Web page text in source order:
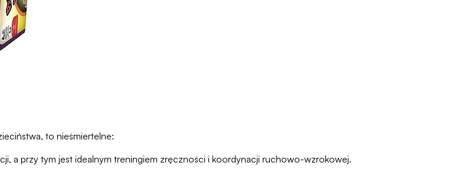
to nieśmiertelne:
a przy tym jest idealnym treningiem zręczności i koordynacji ruchowo-wzrokowej.